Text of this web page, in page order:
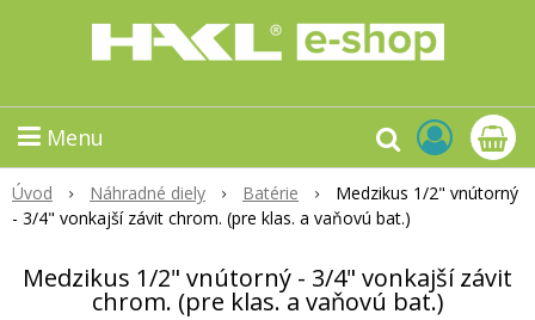
Menu
Úvod Náhradné diely Batérie
Medzikus 1/2" vnútorný
- 3/4" vonkajší závit chrom. (pre klas. a vaňovú bat.)
Medzikus 1/2" vnútorný - 3/4" vonkajší závit
chrom. (pre klas. a vaňovú bat.)